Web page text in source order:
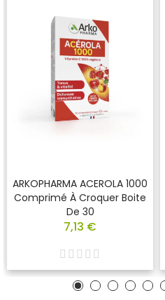
ARKOPHARMA ACEROLA 1000
Comprimé À Croquer Boite
De 30
7,13 €